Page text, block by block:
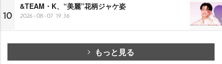
10
&TEAM・K、“美麗”花柄ジャケ姿
2026-08-07 19:36
もっと見る